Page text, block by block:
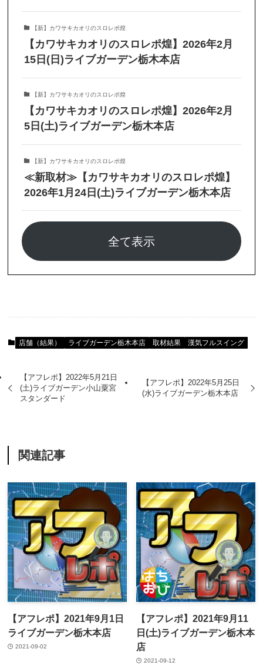
【新】カワサキカオリのスロレポ煌
【カワサキカオリのスロレポ煌】2026年2月
15日(日)ライブガーデン栃木本店
【新】カワサキカオリのスロレポ煌
【カワサキカオリのスロレポ煌】2026年2月
5日(土)ライブガーデン栃木本店
【新】カワサキカオリのスロレポ煌
≪新取材≫【カワサキカオリのスロレポ煌】
2026年1月24日(土)ライブガーデン栃木本店
全て表示
店舗（結果） ライブガーデン栃木本店 取材結果 漢気フルスイング
【アフレポ】2022年5月21日
(土)ライブガーデン小山粟宮
スタンダード
【アフレポ】2022年5月25日
(水)ライブガーデン栃木本店
関連記事
【アフレポ】2021年9月1日
ライブガーデン栃木本店
2021-09-02
【アフレポ】2021年9月11
日(土)ライブガーデン栃木本
店
2021-09-12